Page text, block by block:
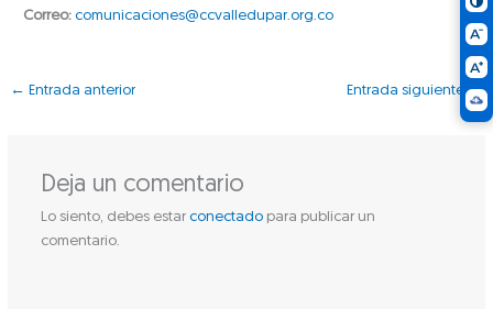
Correo: comunicaciones@ccvalledupar.org.co
← Entrada anterior Entrada siguiente→
Deja un comentario
Lo siento, debes estar conectadopara publicar un
comentario.